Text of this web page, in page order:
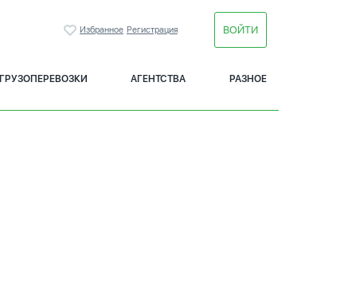
Избранное Регистрация ВОЙТИ
ГРУЗОПЕРЕВОЗКИ АГЕНТСТВА РАЗНОЕ